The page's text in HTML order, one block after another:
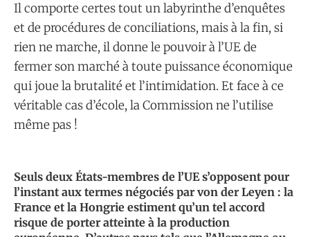
Il comporte certes tout un labyrinthe d’enquêtes
et de procédures de conciliations, mais à la fin, si
rien ne marche, il donne le pouvoir à l’UE de
fermer son marché à toute puissance économique
qui joue la brutalité et l’intimidation. Et face à ce
véritable cas d’école, la Commission ne l’utilise
même pas !
Seuls deux États-membres de l’UE s’opposent pour
l’instant aux termes négociés par von der Leyen : la
France et la Hongrie estiment qu’un tel accord
risque de porter atteinte à la production